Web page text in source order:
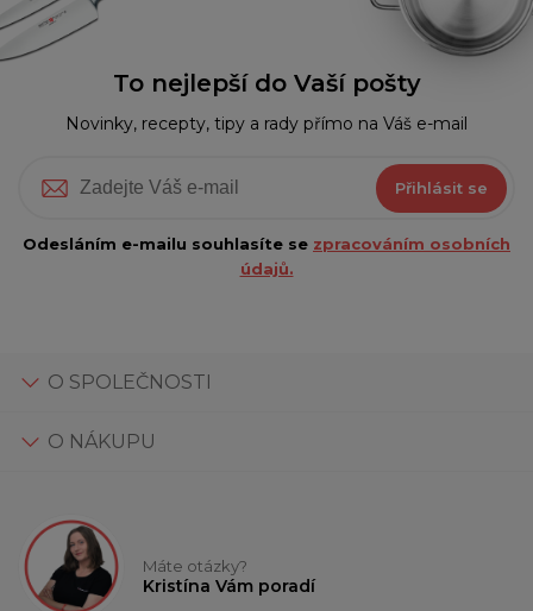
To nejlepší do Vaší pošty
Novinky, recepty, tipy a rady přímo na Váš e-mail
Přihlásit se
Odesláním e-mailu souhlasíte se zpracováním osobních
údajů.
O SPOLEČNOSTI
O NÁKUPU
Máte otázky?
Kristína Vám poradí